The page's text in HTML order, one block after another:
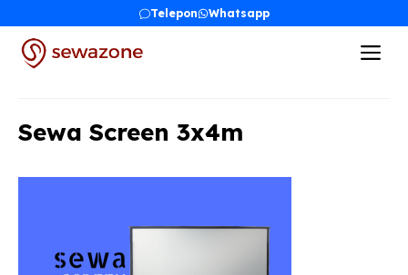
content
Telepon Whatsapp
Sewa Screen 3x4m